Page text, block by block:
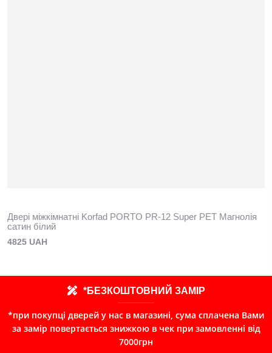
Двері міжкімнатні Korfad PORTO PR-12 Super PET Магнолія
сатин білий
4825 UAH
*БЕЗКОШТОВНИЙ ЗАМІР
*при покупці дверей у нас в магазині, сума сплачена Вами
за замір повертається знижкою в чек при замовленні від
7000грн